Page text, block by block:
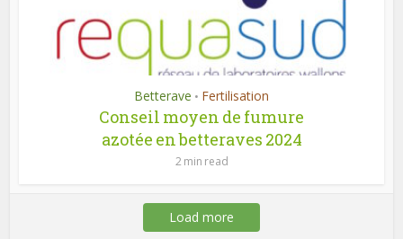
Betterave • Fertilisation
Conseil moyen de fumure
azotée en betteraves 2024
2 min read
Load more